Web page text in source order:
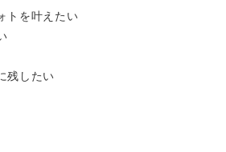
トを叶えたい
残したい